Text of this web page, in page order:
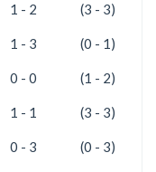
1 - 2 (3 - 3)
1 - 3 (0 - 1)
0 - 0 (1 - 2)
1 - 1 (3 - 3)
0 - 3 (0 - 3)